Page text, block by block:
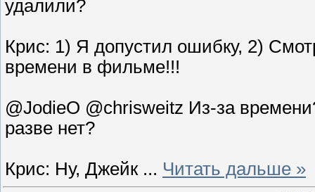
удалили?
Крис: 1) Я допустил ошибку, 2)
времени в фильме!!!
@JodieO @chrisweitz Из-за
разве нет?
Крис: Ну, Джейк ... Читать дальше »